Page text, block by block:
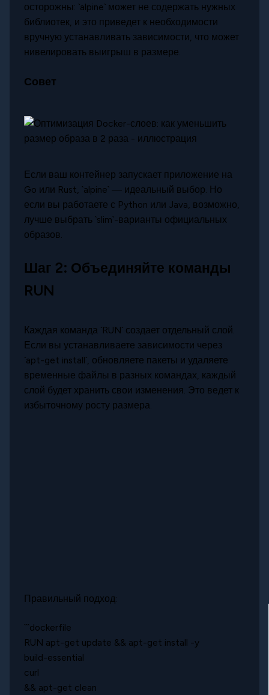
осторожны: `alpine` может не содержать нужных
библиотек, и это приведет к необходимости
вручную устанавливать зависимости, что может
нивелировать выигрыш в размере.
Совет
Если ваш контейнер запускает приложение на
Go или Rust, `alpine` — идеальный выбор. Но
если вы работаете с Python или Java, возможно,
лучше выбрать `slim`-варианты официальных
образов.
Шаг 2: Объединяйте команды
RUN
Каждая команда `RUN` создает отдельный слой.
Если вы устанавливаете зависимости через
`apt-get install`, обновляете пакеты и удаляете
временные файлы в разных командах, каждый
слой будет хранить свои изменения. Это ведет к
избыточному росту размера.
Правильный подход:
```dockerfile
RUN apt-get update && apt-get install -y
build-essential
curl
&& apt-get clean